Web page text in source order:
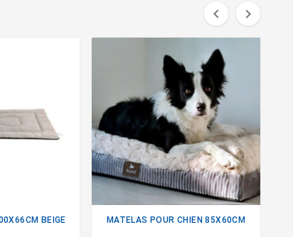
 
BEIGE MATELAS POUR CHIEN 85X60CM